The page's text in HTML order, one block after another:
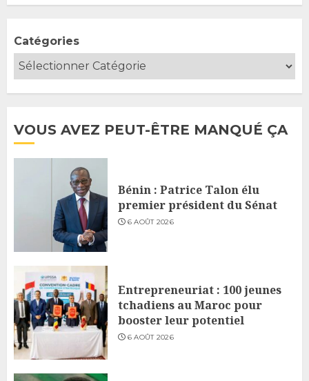
Catégories
VOUS AVEZ PEUT-ÊTRE MANQUÉ ÇA
Bénin : Patrice Talon élu
premier président du Sénat
6 AOÛT 2026
Entrepreneuriat : 100 jeunes
tchadiens au Maroc pour
booster leur potentiel
6 AOÛT 2026